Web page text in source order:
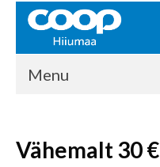
Menu
Kontakt
Vähemalt 30